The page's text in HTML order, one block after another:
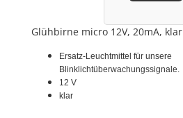
Glühbirne micro 12V, 20mA, klar
Ersatz-Leuchtmittel für unsere
Blinklichtüberwachungssignale.
12 V
klar